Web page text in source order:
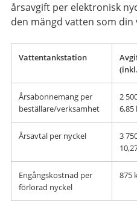
årsavgift per elektronisk
den mängd vatten som
Vattentankstation
Årsabonnemang per
beställare/verksamhet
2
6,85
Årsavtal per nyckel
3
Engångskostnad per
förlorad nyckel
875